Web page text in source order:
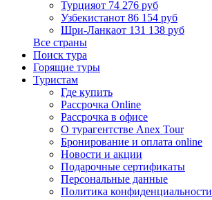
Турцияот 74 276 руб
Узбекистанот 86 154 руб
Шри-Ланкаот 131 138 руб
Все страны
Поиск тура
Горящие туры
Туристам
Где купить
Рассрочка Online
Рассрочка в офисе
О турагентстве Anex Tour
Бронирование и оплата online
Новости и акции
Подарочные сертификаты
Персональные данные
Политика конфиденциальности